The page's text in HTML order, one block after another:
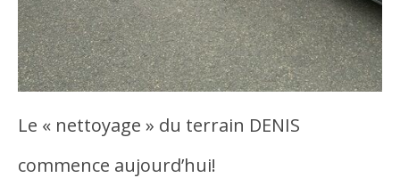
Le « nettoyage » du terrain DENIS
commence aujourd’hui!